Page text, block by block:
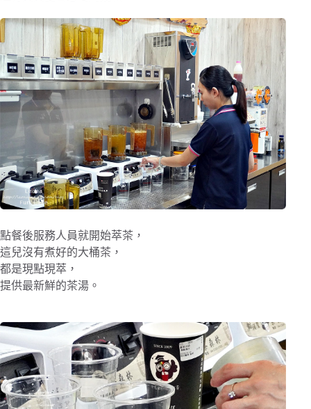
點餐後服務人員就開始萃茶，
這兒沒有煮好的大桶茶，
都是現點現萃，
提供最新鮮的茶湯。